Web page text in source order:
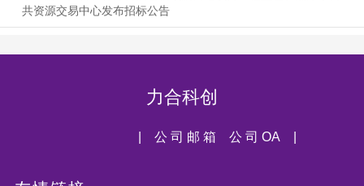
共资源交易中心发布招标公告
力合科创
公 司 OA |
| 公 司 邮 箱